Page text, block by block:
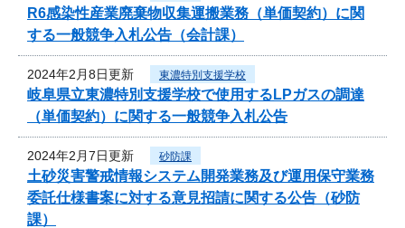
R6感染性産業廃棄物収集運搬業務（単価契約）に関
する一般競争入札公告（会計課）
2024年2月8日更新 東濃特別支援学校
岐阜県立東濃特別支援学校で使用するLPガスの調達
（単価契約）に関する一般競争入札公告
2024年2月7日更新 砂防課
土砂災害警戒情報システム開発業務及び運用保守業務
委託仕様書案に対する意見招請に関する公告（砂防
課）